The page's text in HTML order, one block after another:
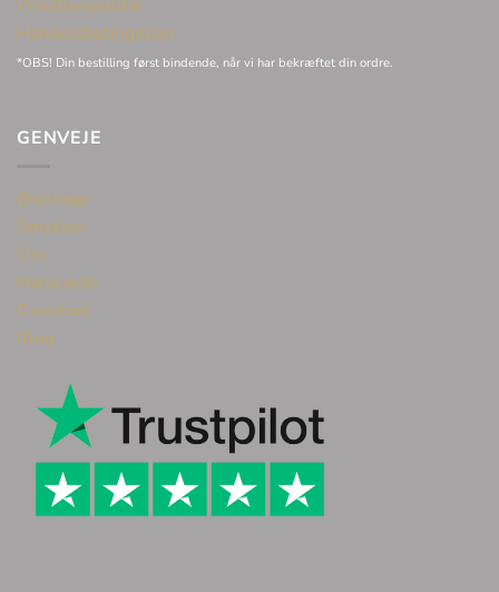
Privatlivspolitik
Handelsbetingelser
*OBS! Din bestilling først bindende, når vi har bekræftet din ordre.
GENVEJE
Øreringe
Smykker
Ure
Halskæde
Gavekort
Blog